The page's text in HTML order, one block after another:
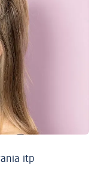
itp